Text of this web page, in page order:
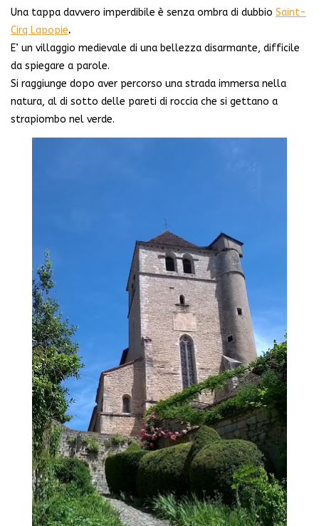
Una tappa davvero imperdibile è senza ombra di dubbio Saint-
Cirq Lapopie.
E’ un villaggio medievale di una bellezza disarmante, difficile
da spiegare a parole.
Si raggiunge dopo aver percorso una strada immersa nella
natura, al di sotto delle pareti di roccia che si gettano a
strapiombo nel verde.